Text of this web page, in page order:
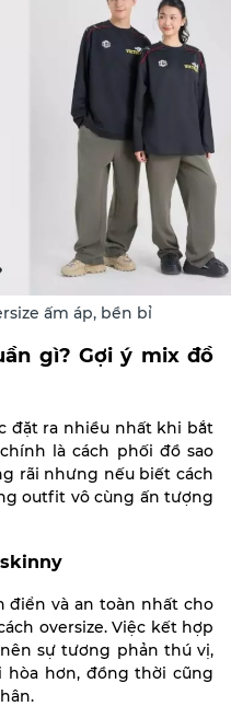
ấm áp, bền bỉ
gì? Gợi ý mix đồ
đặt ra nhiều nhất khi bắt
là cách phối đồ sao
rãi nhưng nếu biết cách
outfit vô cùng ấn tượng
và an toàn nhất cho
oversize. Việc kết hợp
sự tương phản thú vị,
hòa hơn, đồng thời cũng